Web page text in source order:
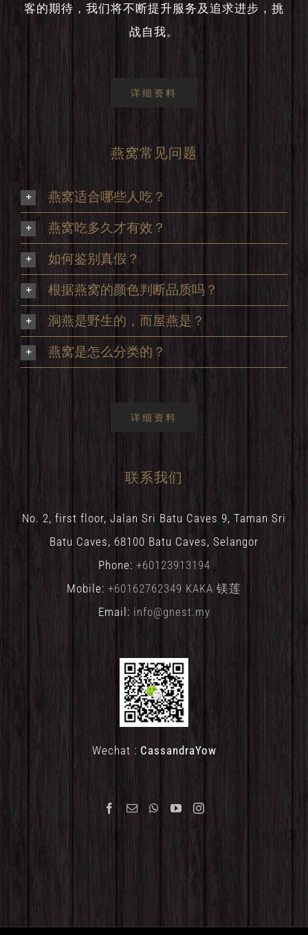
客的期待，我们将不断提升服务及追求进步，挑
战自我。
详细资料
燕窝常见问题
燕窝适合哪些人吃？
燕窝吃多久才有效？
如何鉴别真假？
根据燕窝的颜色判断品质吗？
洞燕是野生的，而屋燕是？
燕窝是怎么分类的？
详细资料
联系我们
No. 2, first floor, Jalan Sri Batu Caves 9, Taman Sri
Batu Caves, 68100 Batu Caves, Selangor
Phone: +60123913194
Mobile: +60162762349 KAKA 镁莲
Email: info@gnest.my
Wechat : CassandraYow